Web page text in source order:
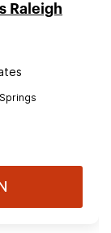
Raleigh